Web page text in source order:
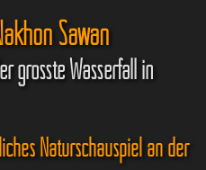
Sawan
grösste Wasserfall in
Naturschauspiel an der